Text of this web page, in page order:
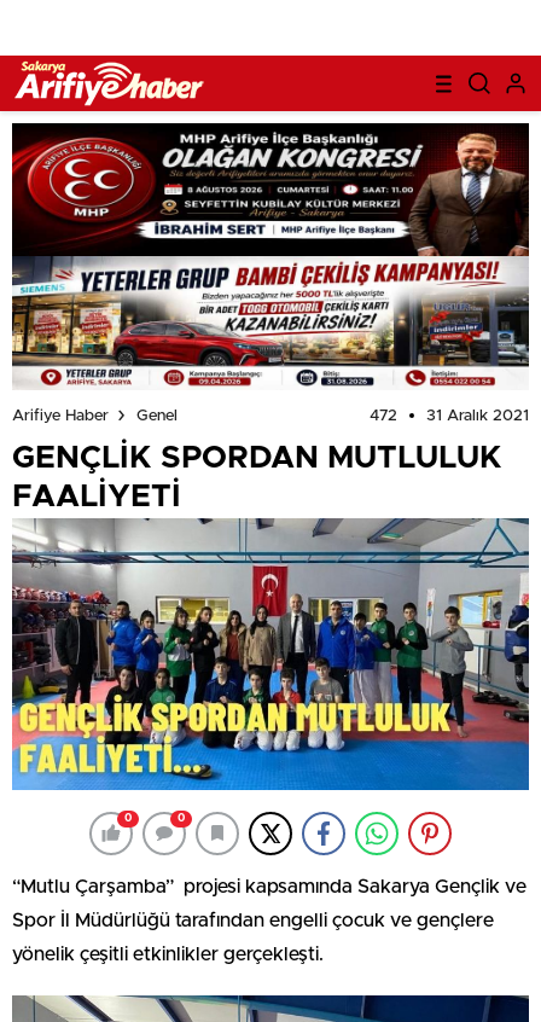
Arifiye Haber Genel 472 31 Aralık 2021
GENÇLİK SPORDAN MUTLULUK
FAALİYETİ
0 0
“Mutlu Çarşamba” projesi kapsamında Sakarya Gençlik ve
Spor İl Müdürlüğü tarafından engelli çocuk ve gençlere
yönelik çeşitli etkinlikler gerçekleşti.